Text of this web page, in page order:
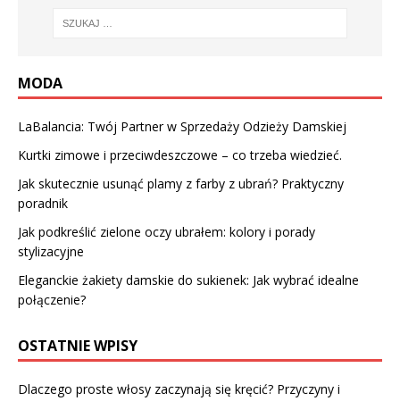
MODA
LaBalancia: Twój Partner w Sprzedaży Odzieży Damskiej
Kurtki zimowe i przeciwdeszczowe – co trzeba wiedzieć.
Jak skutecznie usunąć plamy z farby z ubrań? Praktyczny
poradnik
Jak podkreślić zielone oczy ubrałem: kolory i porady
stylizacyjne
Eleganckie żakiety damskie do sukienek: Jak wybrać idealne
połączenie?
OSTATNIE WPISY
Dlaczego proste włosy zaczynają się kręcić? Przyczyny i